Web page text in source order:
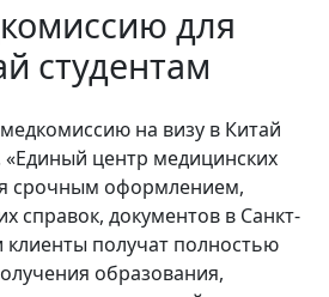
для
студентам
на визу в Китай
«Единый центр медицинских
срочным оформлением,
справок, документов в Санкт-
клиенты получат полностью
образования,